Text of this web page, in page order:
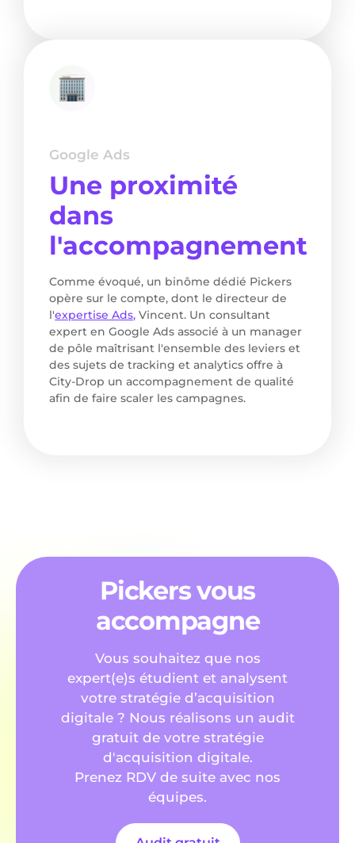
Google Ads
Une proximité
dans
l'accompagnement
Comme évoqué, un binôme dédié Pickers
opère sur le compte, dont le directeur de
l'expertise Ads, Vincent. Un consultant
expert en Google Ads associé à un manager
de pôle maîtrisant l'ensemble des leviers et
des sujets de tracking et analytics offre à
City-Drop un accompagnement de qualité
afin de faire scaler les campagnes.
Pickers vous
accompagne
Vous souhaitez que nos
expert(e)s étudient et analysent
votre stratégie d’acquisition
digitale ? Nous réalisons un audit
gratuit de votre stratégie
d'acquisition digitale.
Prenez RDV de suite avec nos
équipes.